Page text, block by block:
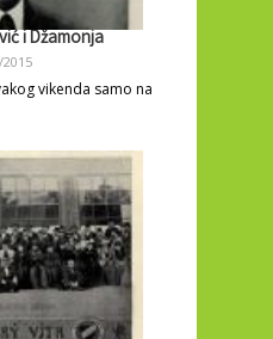
i Džamonja
vikenda samo na